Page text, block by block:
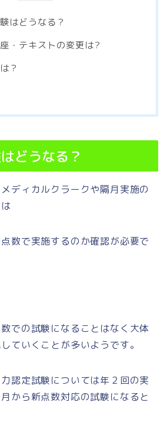
はどうなる？
・テキストの変更は?
？
どうなる？
ディカルクラークや隔月実施の
数で実施するのか確認が必要で
での試験になることはなく大体
ていくことが多いようです。
認定試験については年２回の実
から新点数対応の試験になると